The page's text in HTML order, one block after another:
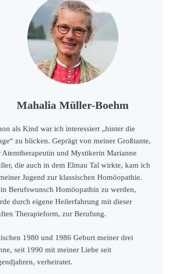
Mahalia Müller-Boehm
als Kind war ich interessiert „hinter die
zu blicken. Geprägt von meiner Großtante,
Atemtherapeutin und Mystikerin Marianne
die auch in dem Elmau Tal wirkte, kam ich
Jugend zur klassischen Homöopathie.
Berufswunsch Homöopathin zu werden,
durch eigene Heilerfahrung mit dieser
Therapieform, zur Berufung.
1980 und 1986 Geburt meiner drei
seit 1990 mit meiner Liebe seit
verheiratet.